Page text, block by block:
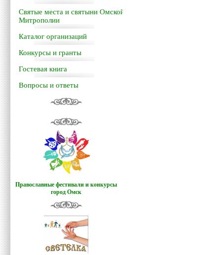
Святые места и святыни Омской
Митрополии
Каталог организаций
Конкурсы и гранты
Гостевая книга
Вопросы и ответы
Православные фестивали и конкурсы
город Омск